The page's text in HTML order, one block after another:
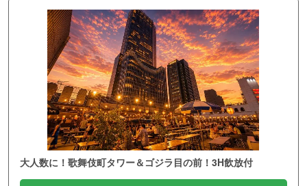
大人数に！歌舞伎町タワー＆ゴジラ目の前！3H飲放付